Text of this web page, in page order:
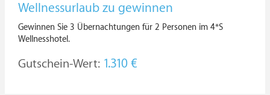
Wellnessurlaub zu gewinnen
Gewinnen Sie 3 Übernachtungen für 2 Personen im 4*S
Wellnesshotel.
Gutschein-Wert: 1.310 €